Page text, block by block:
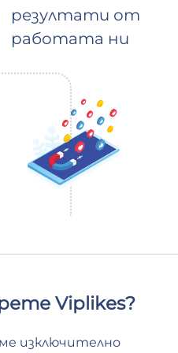
резултати от
работата ни
Viplikes?
изключително